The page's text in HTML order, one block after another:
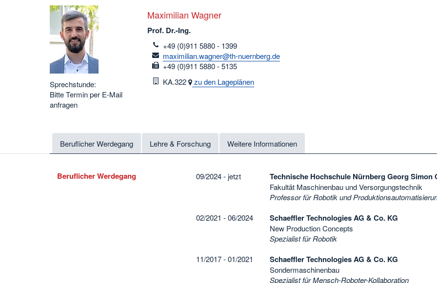
Sprechstunde:
Bitte Termin per E-Mail
anfragen
Maximilian Wagner
Prof. Dr.-Ing.
telefon
+49 (0)911 5880 - 1399
email
maximilian.wagner@th-nuernberg.de
fax
+49 (0)911 5880 - 5135
Raum
KA.322 zu den Lageplänen
Beruflicher Werdegang Lehre & Forschung Weitere Informationen
Beruflicher Werdegang 09/2024 - jetzt Technische Hochschule Nürnberg Georg Simon
Fakultät Maschinenbau und Versorgungstechnik
Professor für Robotik und
02/2021 - 06/2024
Schaeffler Technologies AG & Co. KG
New Production Concepts
Spezialist für Robotik
11/2017 - 01/2021
Schaeffler Technologies AG & Co. KG
Sondermaschinenbau
Spezialist für Mensch-Roboter-Kollaboration